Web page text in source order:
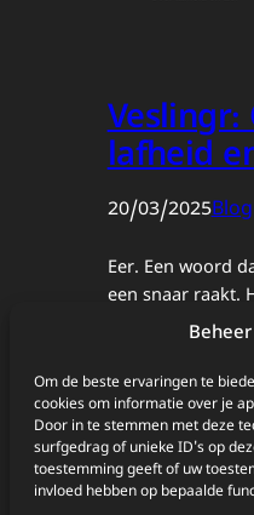
Om de beste ervaringen te
cookies om informatie over je
Door in te stemmen met deze
surfgedrag of unieke ID's op
toestemming geeft of uw
invloed hebben op bepaalde
Veslingr:
lafheid
20/03/2025Blog
Eer. Een woord
een snaar raakt.
van ridders,
Maar wat
moderne
belangrijker
oeroude
dat ons als